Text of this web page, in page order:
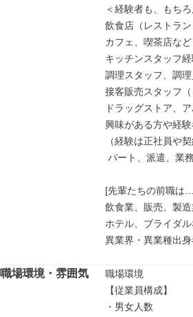
＜経験者も、もち
飲食店（レストラン
カフェ、喫茶店な
キッチンスタッフ経
調理スタッフ、調理
接客販売スタッフ（
ドラッグストア、
興味がある方や経
（経験は正社員や
[先輩たちの前職は
飲食業、販売、製造
ホテル、ブライダル
異業界・異業種出
職場環境・雰囲気
職場環境
【従業員構成】
・男女人数